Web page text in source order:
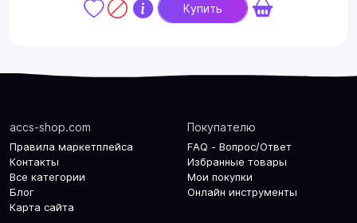
Купить
accs-shop.com
Правила маркетплейса
Контакты
Все категории
Блог
Карта сайта
Покупателю
FAQ - Вопрос/Ответ
Избранные товары
Мои покупки
Онлайн инструменты